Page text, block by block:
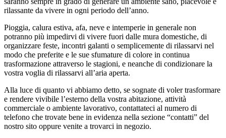
rilassante da vivere in ogni periodo dell’anno.
Pioggia, calura estiva, afa, neve e intemperie in generale non
potranno più impedirvi di vivere fuori dalle mura domestiche, di
organizzare feste, incontri galanti o semplicemente di rilassarvi nel
modo che preferite e le sue sfumature di colore in continua
trasformazione attraverso le stagioni, e neanche di condizionare la
vostra voglia di rilassarvi all’aria aperta.
Alla luce di quanto vi abbiamo detto, se sognate di voler trasformare
e rendere vivibile l’esterno della vostra abitazione, attività
commerciale o ambiente lavorativo, contattateci al numero di
telefono che trovate bene in evidenza nella sezione “contatti” del
nostro sito oppure venite a trovarci in negozio.